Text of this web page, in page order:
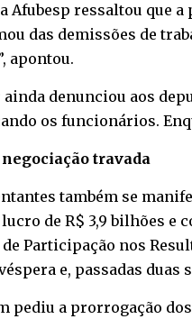
Afubesp ressaltou que
das demissões de
apontou.
ainda denunciou aos
os funcionários.
travada
também se
de R$ 3,9 bilhões e
Participação nos
e, passadas duas
pediu a prorrogação